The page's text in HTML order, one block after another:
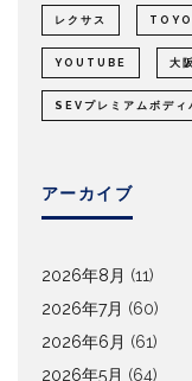
レクサス
YOUTUBE 大阪
SEVプレミアムボディ
アーカイブ
2026年8月 (11)
2026年7月 (60)
2026年6月 (61)
2026年5月 (64)